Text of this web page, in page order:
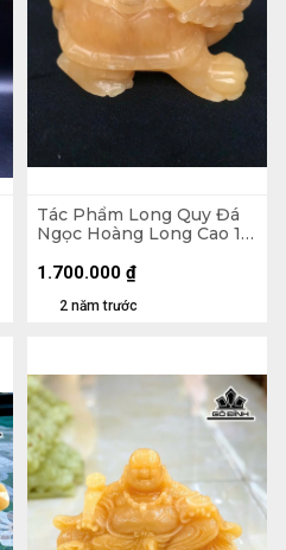
Tác Phẩm Long Quy Đá
Ngọc Hoàng Long Cao 11
2 năm trước
1.700.000 ₫